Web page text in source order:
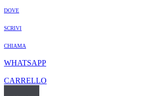
DOVE
SCRIVI
CHIAMA
WHATSAPP
CARRELLO